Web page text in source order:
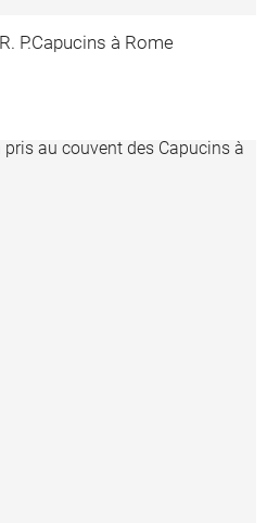
P.Capucins à Rome